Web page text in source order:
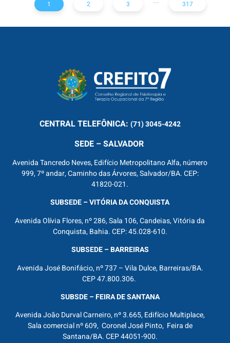
1 2 3 317
CENTRALTELEFÔNICA: (71) 3045-4242
SEDE – SALVADOR
Avenida Tancredo Neves, Edifício Metropolitano Alfa, número
999, 7º andar, Caminho das Árvores, Salvador/BA. CEP:
41820-021.
SUBSEDE – VITÓRIA DA CONQUISTA
Avenida Olívia Flores, nº 286, Sala 106, Candeias, Vitória da
Conquista, Bahia. CEP: 45.028-610.
SUBSEDE – BARREIRAS
Avenida José Bonifácio, nº 737 – Vila Dulce, Barreiras/BA.
CEP 47.800.306.
SUBSDE – FEIRA DE SANTANA
Avenida João Durval Carneiro, nº 3.665, Edifício Multiplace,
Sala comercial nº 609, Coronel José Pinto, Feira de
Santana/BA. CEP 44051-900.